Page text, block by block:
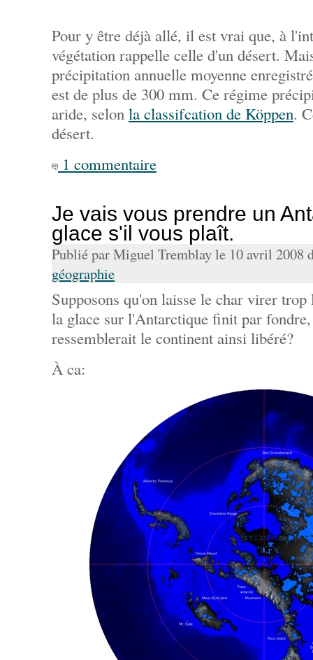
Pour y être déjà allé, il est vrai que, à
végétation rappelle celle d'un désert.
précipitation annuelle moyenne
est de plus de 300 mm. Ce régime
aride, selon la classifcation de Köppen.
désert.
1 commentaire
Je vais vous prendre un
glace s'il vous plaît.
Publié par Miguel Tremblay le 10 avril 2008
géographie
Supposons qu'on laisse le char virer trop
la glace sur l'Antarctique finit par
ressemblerait le continent ainsi libéré?
À ca: